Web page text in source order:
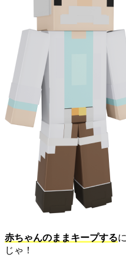
赤ちゃんのままキープする
じゃ！